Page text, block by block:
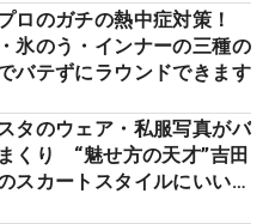
ロのガチの熱中症対策！
氷のう・インナーの三種の
バテずにラウンドできます
タのウェア・私服写真がバ
くり “魅せ方の天才”吉田
スカートスタイルにいい